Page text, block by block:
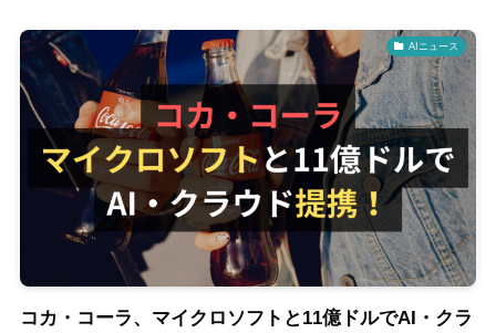
AIニュース
コカ・コーラ、マイクロソフトと11億ドルでAI・クラ